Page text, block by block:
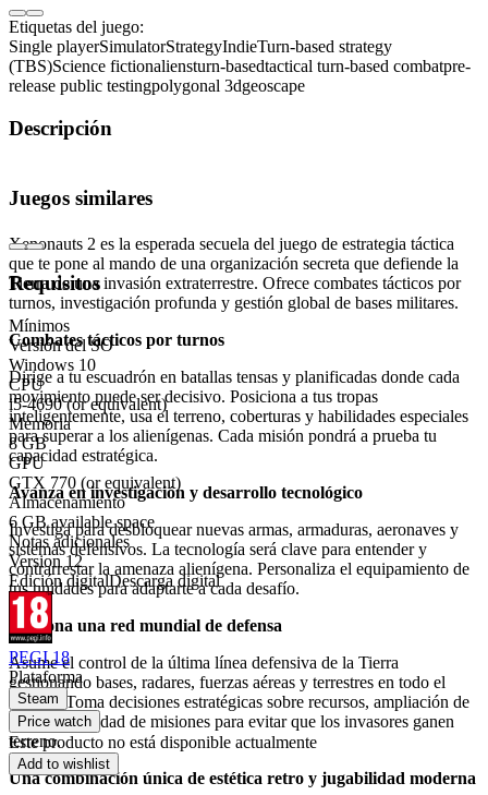
Etiquetas del juego:
Single playerSimulatorStrategyIndieTurn-based strategy
(TBS)Science fictionaliensturn-basedtactical turn-based combatpre-
release public testingpolygonal 3dgeoscape
Descripción
invasión alienígena
Xenonauts 2 es la esperada secuela del juego de estrategia táctica
que te pone al mando de una organización secreta que defiende la
Tierra de una invasión extraterrestre. Ofrece combates tácticos por
turnos, investigación profunda y gestión global de bases militares.
Combates tácticos por turnos
Dirige a tu escuadrón en batallas tensas y planificadas donde cada
movimiento puede ser decisivo. Posiciona a tus tropas
inteligentemente, usa el terreno, coberturas y habilidades especiales
para superar a los alienígenas. Cada misión pondrá a prueba tu
capacidad estratégica.
Avanza en investigación y desarrollo tecnológico
Investiga para desbloquear nuevas armas, armaduras, aeronaves y
sistemas defensivos. La tecnología será clave para entender y
contrarrestar la amenaza alienígena. Personaliza el equipamiento de
tus unidades para adaptarte a cada desafío.
Gestiona una red mundial de defensa
Asume el control de la última línea defensiva de la Tierra
gestionando bases, radares, fuerzas aéreas y terrestres en todo el
mundo. Toma decisiones estratégicas sobre recursos, ampliación de
bases y prioridad de misiones para evitar que los invasores ganen
terreno.
Una combinación única de estética retro y jugabilidad moderna
Juegos similares
Requisitos
Mínimos
Versión del SO
Windows 10
CPU
i5-4690 (or equivalent)
Memoria
8 GB
GPU
GTX 770 (or equivalent)
Almacenamiento
6 GB available space
Notas adicionales
Version 12
Edición digitalDescarga digital
PEGI 18
Plataforma
Steam
Price watch
Este producto no está disponible actualmente
Add to wishlist